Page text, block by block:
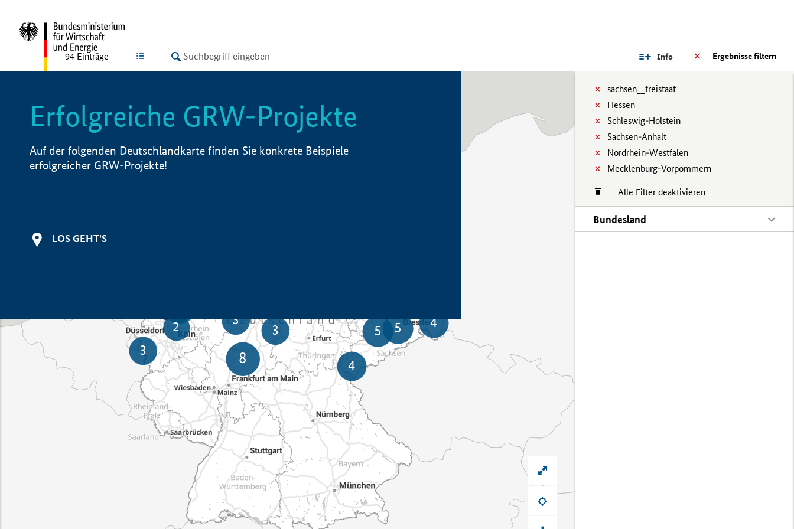
LISTE Ergebnisse filtern
Info
sachsen__freistaat
Hessen
Schleswig-Holstein
Sachsen-Anhalt
Nordrhein-Westfalen
Mecklenburg-Vorpommern
Alle Filter deaktivieren
Bundesland
94 Einträge
Erfolgreiche GRW-Projekte
Auf der folgenden Deutschlandkarte finden Sie konkrete Beispiele
erfolgreicher GRW-Projekte!
LOS GEHT'S